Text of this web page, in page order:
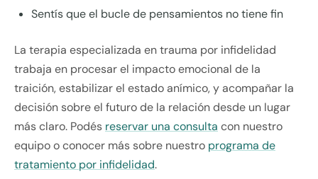
Sentís que el bucle de pensamientos no tiene fin
La terapia especializada en trauma por infidelidad
trabaja en procesar el impacto emocional de la
traición, estabilizar el estado anímico, y acompañar la
decisión sobre el futuro de la relación desde un lugar
más claro. Podés reservar una consulta con nuestro
equipo o conocer más sobre nuestro programa de
tratamiento por infidelidad.